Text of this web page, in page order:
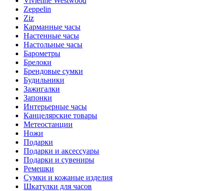
Zeppelin
Ziz
Карманные часы
Настенные часы
Настольные часы
Барометры
Брелоки
Брендовые сумки
Будильники
Зажигалки
Запонки
Интерьерные часы
Канцелярские товары
Метеостанции
Ножи
Подарки
Подарки и аксессуары
Подарки и сувениры
Ремешки
Сумки и кожаные изделия
Шкатулки для часов